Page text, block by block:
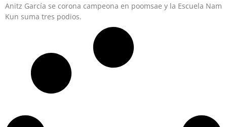
Anitz García se corona campeona en poomsae y la Escuela Nam
Kun suma tres podios.